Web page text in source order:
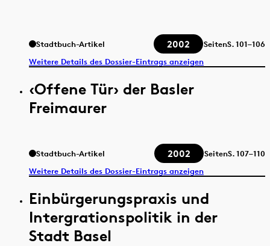
Stadtbuch-Artikel 2002 SeitenS.101–106
Weitere Details des Dossier-Eintrags anzeigen
‹Offene Tür› der Basler
Freimaurer
Stadtbuch-Artikel 2002 SeitenS.107–110
Weitere Details des Dossier-Eintrags anzeigen
Einbürgerungspraxis und
Intergrationspolitik in der
Stadt Basel